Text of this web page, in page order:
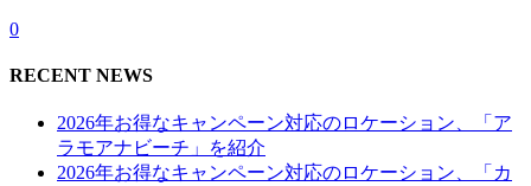
0
RECENT NEWS
2026年お得なキャンペーン対応のロケーション、「ア
ラモアナビーチ」を紹介
2026年お得なキャンペーン対応のロケーション、「カ